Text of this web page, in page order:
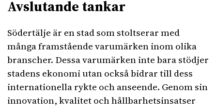
Avslutande tankar
Södertälje är en stad som stoltserar med
många framstående varumärken inom olika
branscher. Dessa varumärken inte bara stödjer
stadens ekonomi utan också bidrar till dess
internationella rykte och anseende. Genom sin
innovation, kvalitet och hållbarhetsinsatser